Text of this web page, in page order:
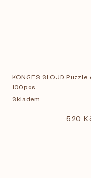
KONGES SLOJD Puzzle
100pcs
Skladem
520